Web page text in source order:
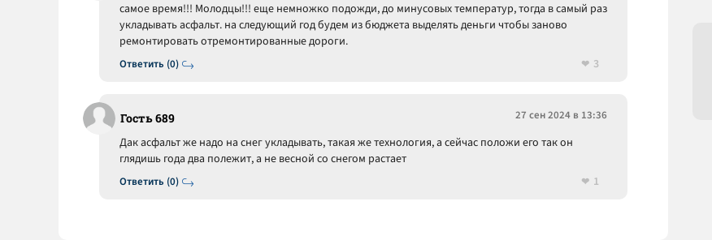
Ответить (0)
самое время!!! Молодцы!!! еще немножко подожди, до минусовых температур, тогда в самый раз
укладывать асфальт. на следующий год будем из бюджета выделять деньги чтобы заново
ремонтировать отремонтированные дороги.
3
Гость 689 27 сен 2024 в 13:36
Ответить (0)
Дак асфальт же надо на снег укладывать, такая же технология, а сейчас положи его так он
глядишь года два полежит, а не весной со снегом растает
1